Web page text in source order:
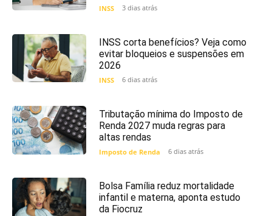
INSS 3 dias atrás
INSS corta benefícios? Veja como
evitar bloqueios e suspensões em
2026
INSS 6 dias atrás
Tributação mínima do Imposto de
Renda 2027 muda regras para
altas rendas
Imposto de Renda 6 dias atrás
Bolsa Família reduz mortalidade
infantil e materna, aponta estudo
da Fiocruz